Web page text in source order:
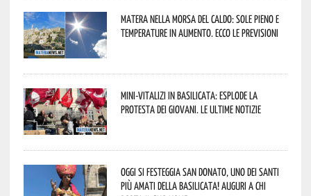
Matera nella morsa del caldo: sole pieno e
temperature in aumento. Ecco le previsioni
Mini-vitalizi in Basilicata: esplode la
protesta dei giovani. Le ultime notizie
Oggi si festeggia San Donato, uno dei Santi
più amati della Basilicata! Auguri a chi